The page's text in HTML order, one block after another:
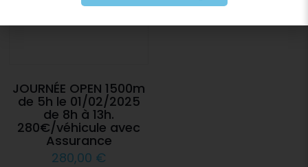
JOURNÉE OPEN 1500m
de 5h le 01/02/2025
de 8h à 13h.
280€/véhicule avec
Assurance
280,00 €